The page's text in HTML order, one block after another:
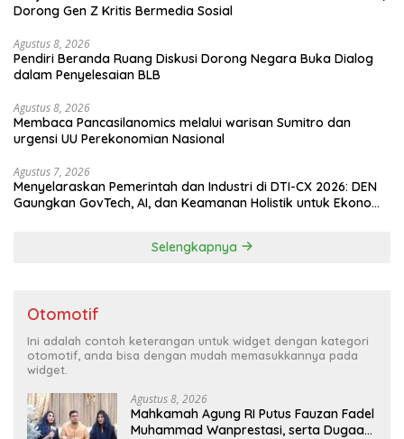
Dorong Gen Z Kritis Bermedia Sosial
Agustus 8, 2026
Pendiri Beranda Ruang Diskusi Dorong Negara Buka Dialog
dalam Penyelesaian BLB
Agustus 8, 2026
Membaca Pancasilanomics melalui warisan Sumitro dan
urgensi UU Perekonomian Nasional
Agustus 7, 2026
Menyelaraskan Pemerintah dan Industri di DTI-CX 2026: DEN
Gaungkan GovTech, AI, dan Keamanan Holistik untuk Ekonomi
Selengkapnya
Otomotif
Ini adalah contoh keterangan untuk widget dengan kategori
otomotif, anda bisa dengan mudah memasukkannya pada
widget.
Agustus 8, 2026
Mahkamah Agung RI Putus Fauzan Fadel
Muhammad Wanprestasi, serta Dugaan